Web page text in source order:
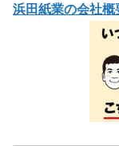
浜田紙業の会社概